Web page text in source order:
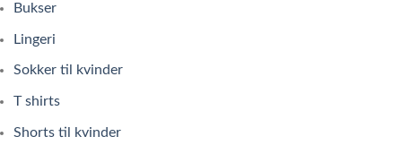
Bukser
Lingeri
Sokker til kvinder
T shirts
Shorts til kvinder